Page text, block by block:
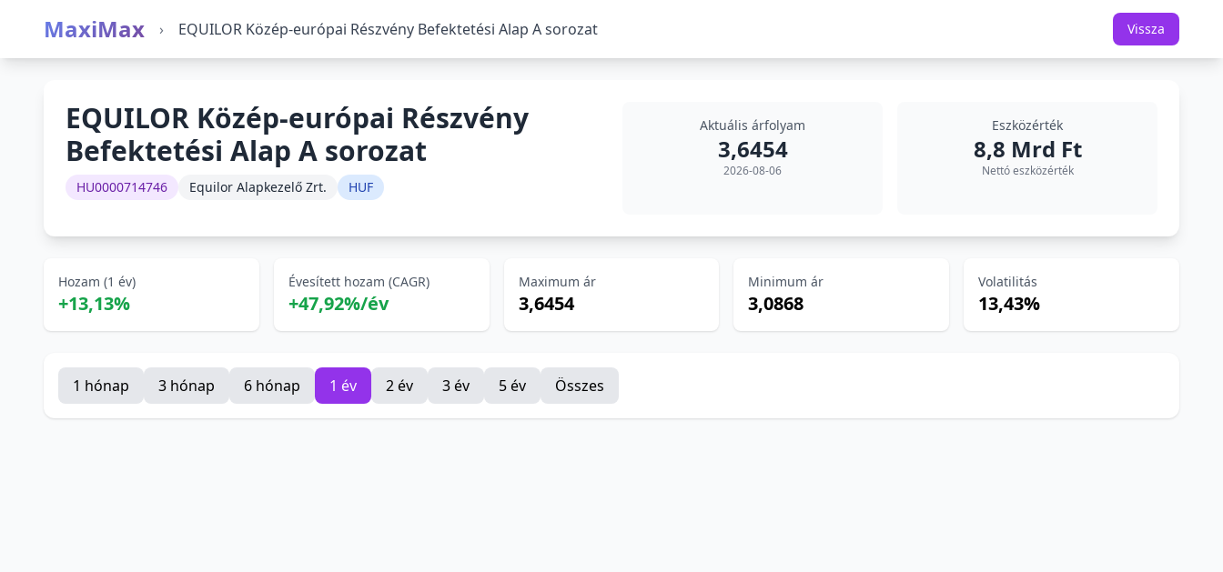
MaxiMax › EQUILOR Közép-európai Részvény Befektetési Alap A sorozat Vissza
EQUILOR Közép-európai Részvény
Befektetési Alap A sorozat
HU0000714746 Equilor Alapkezelő Zrt. HUF
Aktuális árfolyam
3,6454
2026-08-06
Eszközérték
8,8 Mrd Ft
Nettó eszközérték
Hozam (1 év)
+13,13%
Évesített hozam (CAGR)
+47,92%/év
Maximum ár
3,6454
Minimum ár
3,0868
Volatilitás
13,43%
1 hónap 3 hónap 6 hónap 1 év 2 év 3 év 5 év Összes